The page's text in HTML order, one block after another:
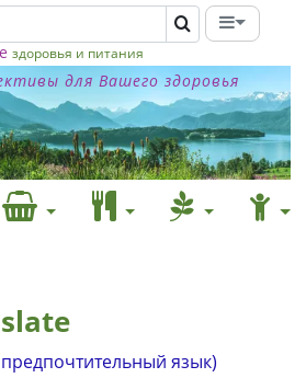
здоровья и питания
для Вашего здоровья
язык)